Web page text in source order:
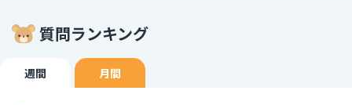
質問ランキング
週間 月間